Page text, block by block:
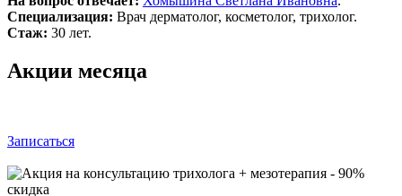
Специализация: Врач дерматолог, косметолог, трихолог.
Стаж: 30 лет.
Акции месяца
Записаться